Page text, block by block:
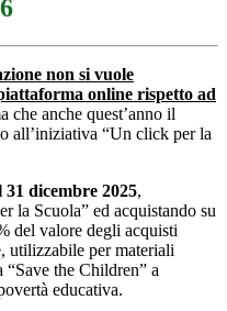
non si vuole
online rispetto ad
che anche quest’anno il
all’iniziativa “Un click per la
dicembre 2025,
la Scuola” ed acquistando su
del valore degli acquisti
utilizzabile per materiali
“Save the Children” a
educativa.